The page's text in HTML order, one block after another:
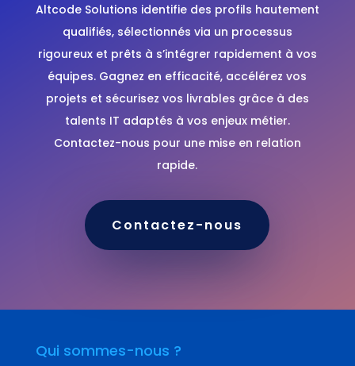
Altcode Solutions identifie des profils hautement
qualifiés, sélectionnés via un processus
rigoureux et prêts à s’intégrer rapidement à vos
équipes. Gagnez en efficacité, accélérez vos
projets et sécurisez vos livrables grâce à des
talents IT adaptés à vos enjeux métier.
Contactez-nous pour une mise en relation
rapide.
Contactez-nous
Qui sommes-nous ?